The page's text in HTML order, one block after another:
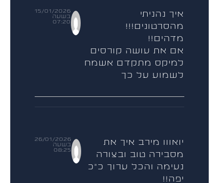
15/01/2026
בשעה
07:20
איך נהניתי
מהסרטונים!!!
מדהים!!
אם את עושה קורסים
למיקס מתקדם אשמח
לשמוע על כך
26/01/2026
בשעה
08:25
יואווו מירב איך את
מסבירה טוב ובצורה
נעימה והכל ערוך כ"כ
יפה!!